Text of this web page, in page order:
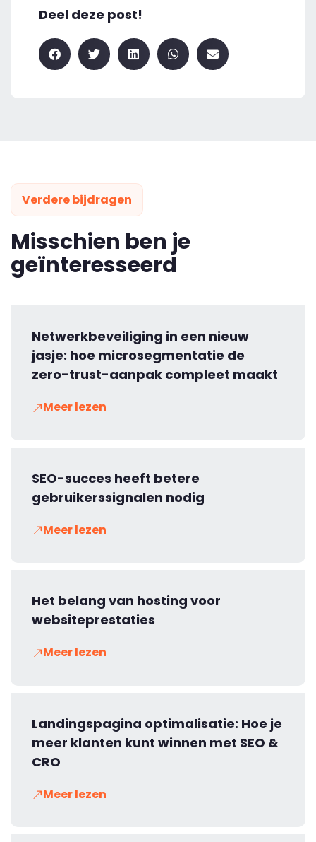
Deel deze post!
Verdere bijdragen
Misschien ben je
geïnteresseerd
Netwerkbeveiliging in een nieuw
jasje: hoe microsegmentatie de
zero-trust-aanpak compleet maakt
Meer lezen
SEO-succes heeft betere
gebruikerssignalen nodig
Meer lezen
Het belang van hosting voor
websiteprestaties
Meer lezen
Landingspagina optimalisatie: Hoe je
meer klanten kunt winnen met SEO &
CRO
Meer lezen